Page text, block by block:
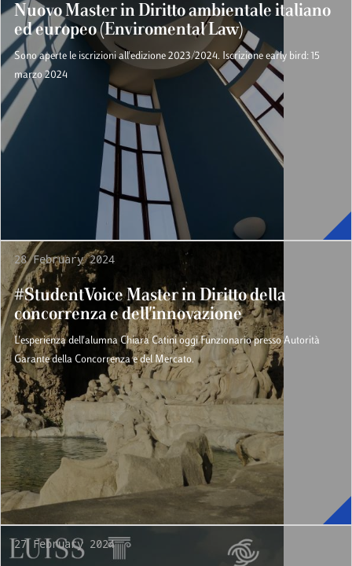
Nuovo Master in Diritto ambientale italiano
ed europeo (Enviromental Law)
Sono aperte le iscrizioni all'edizione 2023/2024. Iscrizione early bird: 15
marzo 2024
28 February 2024
#StudentVoice Master in Diritto della
concorrenza e dell'innovazione
L'esperienza dell'alumna Chiara Catini oggi Funzionario presso Autorità
Garante della Concorrenza e del Mercato.
27 February 2024